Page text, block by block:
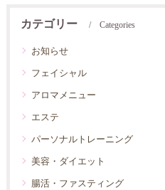
カテゴリー Categories
お知らせ
フェイシャル
アロマメニュー
エステ
パーソナルトレーニング
美容・ダイエット
腸活・ファスティング